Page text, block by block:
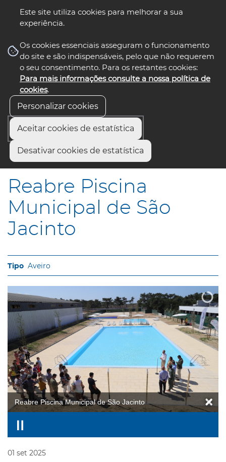
Este site utiliza cookies para melhorar a sua
experiência.
Os cookies essenciais asseguram o funcionamento
do site e são indispensáveis, pelo que não requerem
o seu consentimento. Para os restantes cookies:
Para mais informações consulte a nossa política de
cookies.
Personalizar cookies
Aceitar cookies de estatística
Desativar cookies de estatística
nos select language
Início
Reabre Piscina Municipal de São Jacinto
Reabre Piscina
Municipal de São
Jacinto
Aveiro
Reabre Piscina Municipal de São Jacinto
01 set 2025